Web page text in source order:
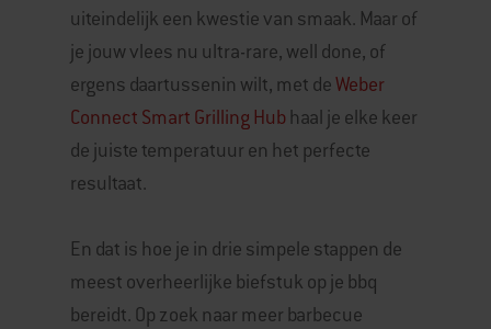
uiteindelijk een kwestie van smaak. Maar of
je jouw vlees nu ultra-rare, well done, of
ergens daartussenin wilt, met deWeber
Connect Smart Grilling Hub haal je elke keer
de juiste temperatuur en het perfecte
resultaat.
En dat is hoe je in drie simpele stappen de
meest overheerlijke biefstuk op je bbq
bereidt. Op zoek naar meer barbecue